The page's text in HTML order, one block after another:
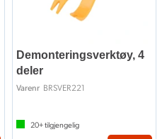
Demonteringsverktøy, 4
deler
Varenr BRSVER221
20+tilgjengelig